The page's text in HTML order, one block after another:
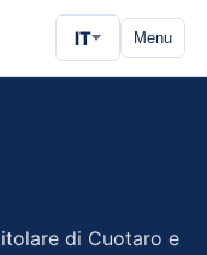
IT Menu
di Cuotaro e